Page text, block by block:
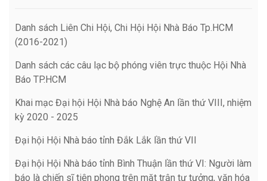
Danh sách Liên Chi Hội, Chi Hội Hội Nhà Báo Tp.HCM
(2016-2021)
Danh sách các câu lạc bộ phóng viên trực thuộc Hội Nhà
Báo TP.HCM
Khai mạc Đại hội Hội Nhà báo Nghệ An lần thứ VIII, nhiệm
kỳ 2020 - 2025
Đại hội Hội Nhà báo tỉnh Đắk Lắk lần thứ VII
Đại hội Hội Nhà báo tỉnh Bình Thuận lần thứ VI: Người làm
báo là chiến sĩ tiên phong trên mặt trận tư tưởng, văn hóa